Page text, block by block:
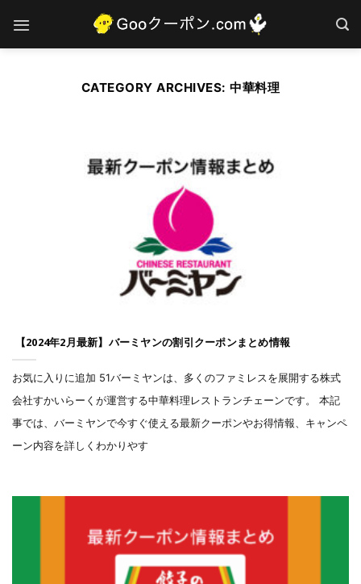
CATEGORY ARCHIVES:中華料理
【2024年2月最新】バーミヤンの割引クーポンまとめ情報
お気に入りに追加 51バーミヤンは、多くのファミレスを展開する株式
会社すかいらーくが運営する中華料理レストランチェーンです。 本記
事では、バーミヤンで今すぐ使える最新クーポンやお得情報、キャンペ
ーン内容を詳しくわかりやす